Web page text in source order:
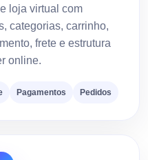
loja virtual com
categorias, carrinho,
frete e estrutura
online.
Pagamentos Pedidos